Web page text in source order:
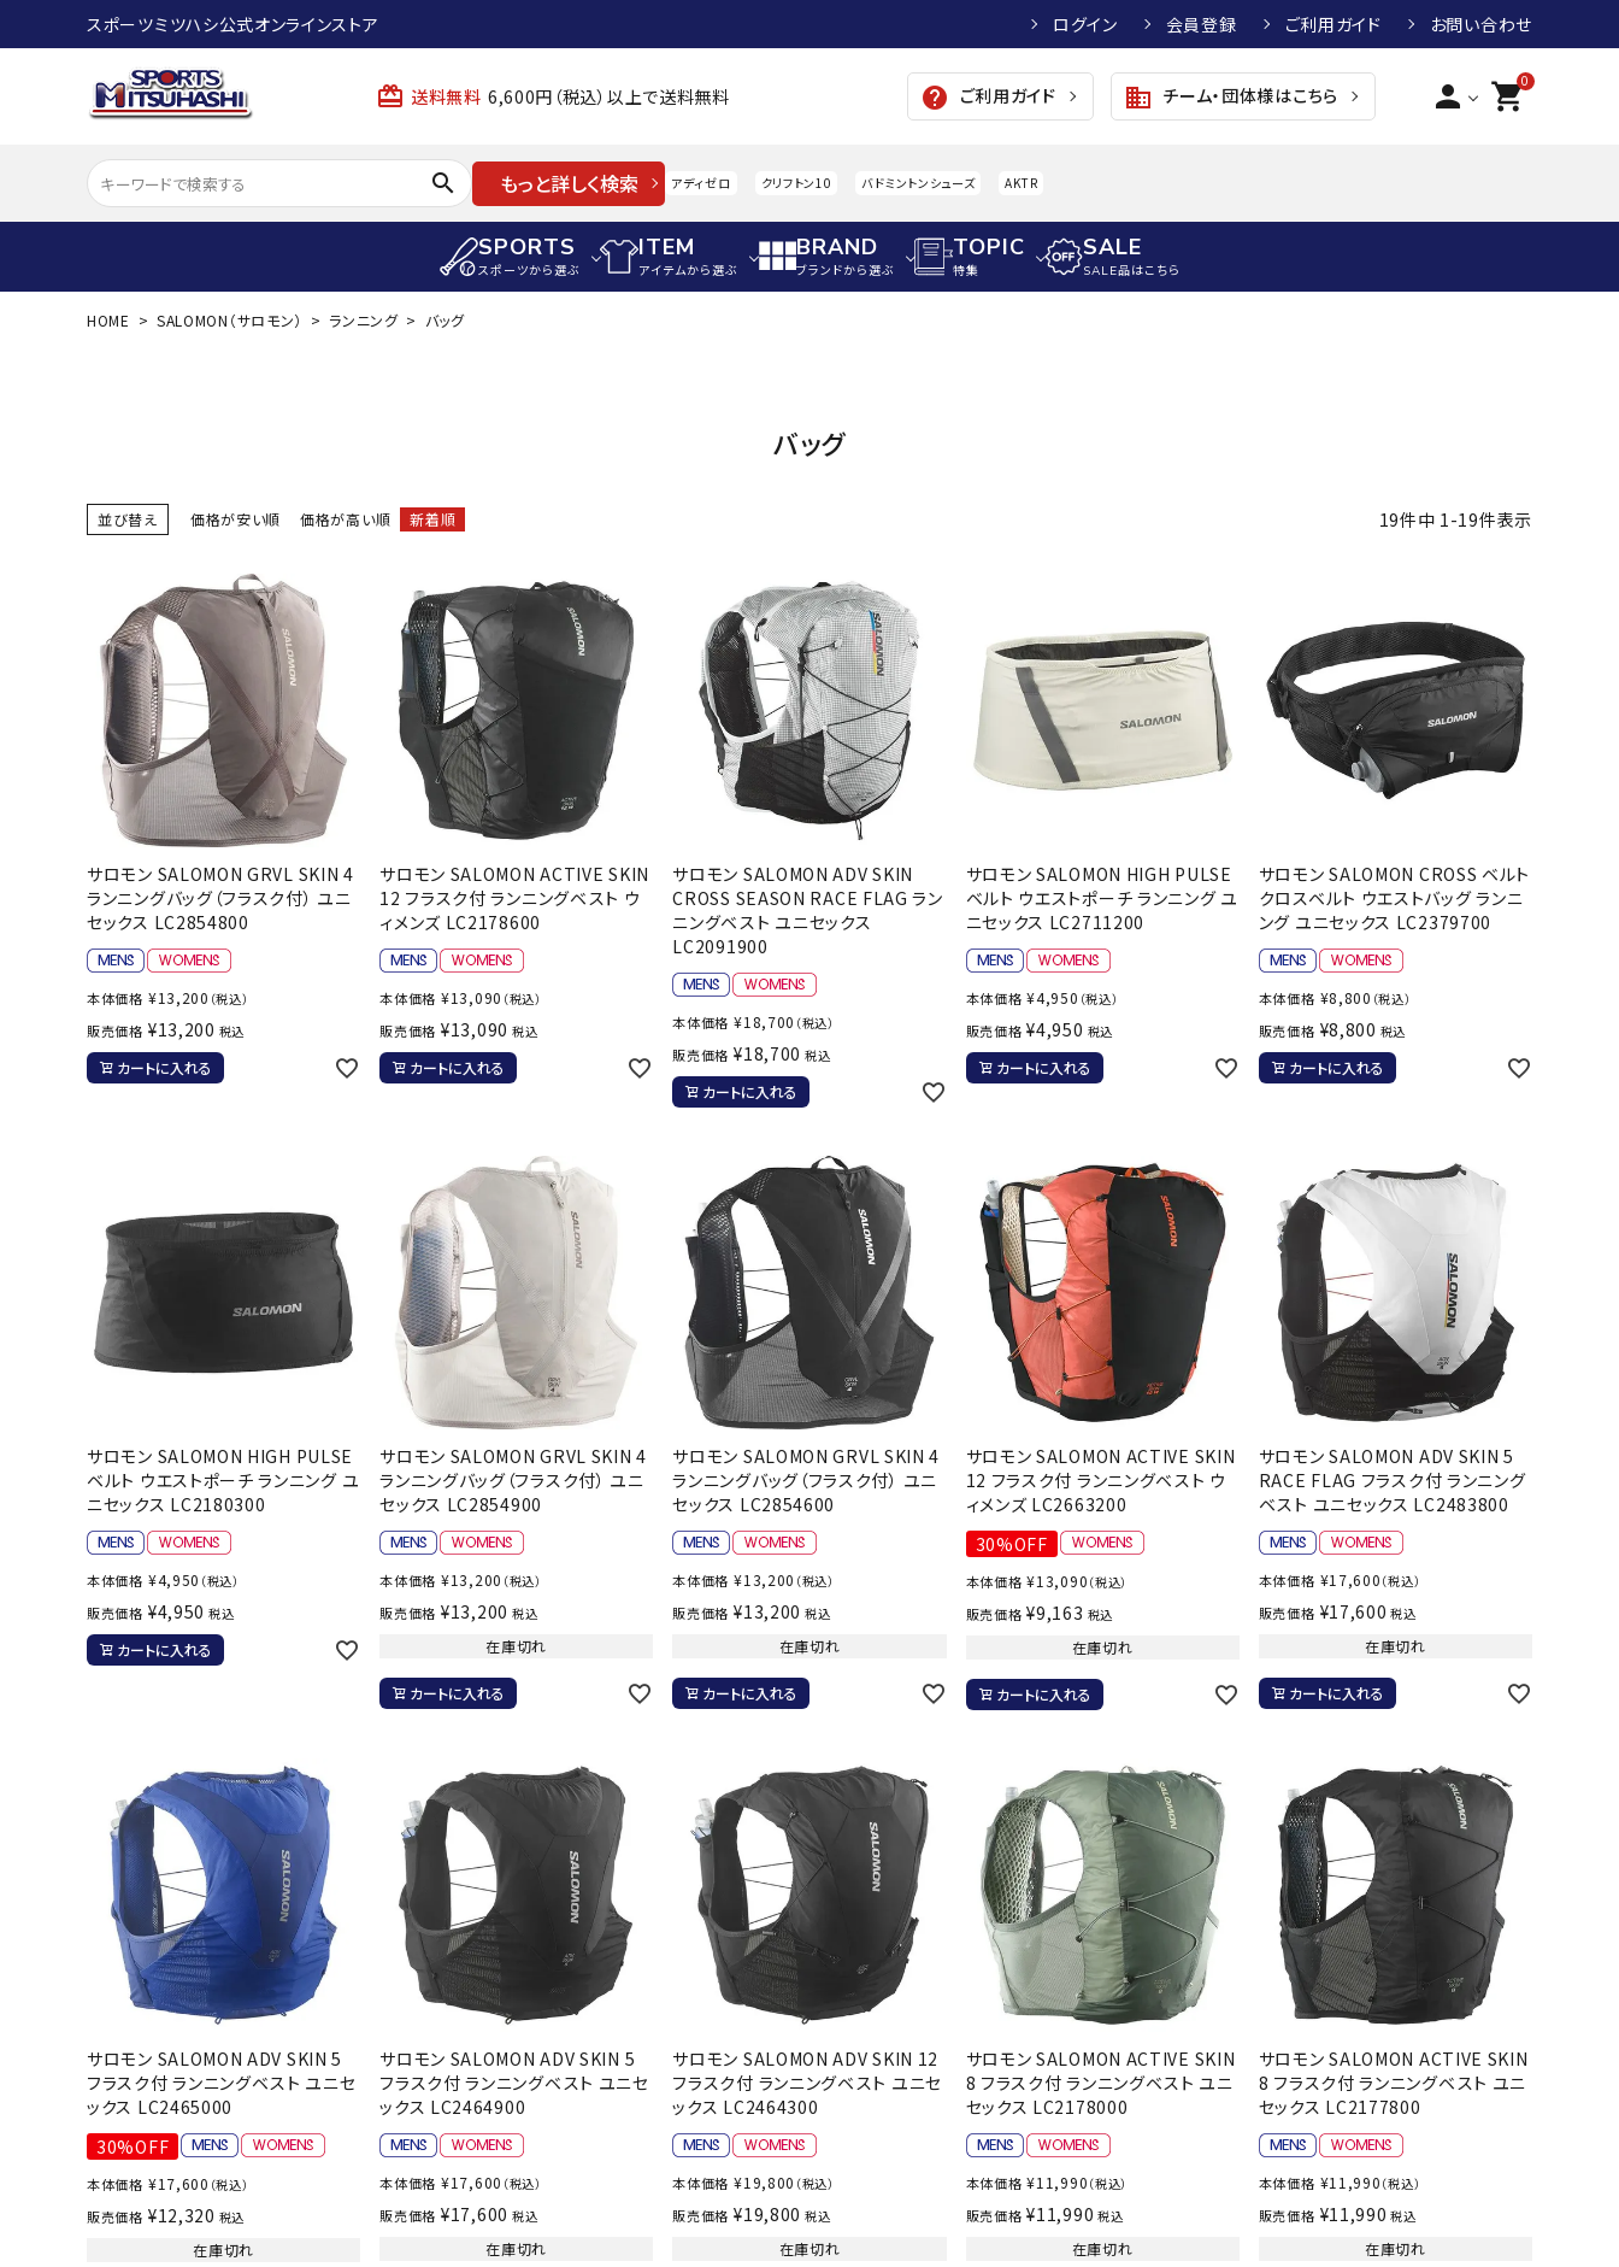
スポーツミツハシ公式オンラインストア ログイン 会員登録 ご利用ガイド お問い合わせ
card_giftcard 送料無料 6,600円（税込）以上で送料無料 help ご利用ガイド business チーム・団体様はこちら person 0
shopping_cart
search もっと詳しく検索 アディゼロ クリフトン10 バドミントンシューズ AKTR
SPORTS
スポーツから選ぶ
ェア
陸上競技用ウィメンズウェア
その他アクセサリー
ジュニアサッカースパイク
フットボールサンダル
サッカーウェア
ジュニアサッカーウェア
レプリカ商品
ジュニアレプリカ商品
サッカーボール
フットサルボール
サッカーバッグ
ソフトボール用バット
野球スパイク・シューズ
少年野球スパイク・シューズ
野球ウェア
ジュニア野球ウェア
インナーグローブ（守備用手袋）
その他手袋
バッグ・ケース
メンテナンス用品
ソックス・ストッキング
その他アクセサリー
ストリングス・ガット（テニス）
テニスシューズ
テニスバッグ
テニスウェア
キャップ・バイザー
ソックス
バドミントンラケット
ストリングス・ガット
バドミントンシューズ
バドミントンウェア
シャトル
グリップテープ
バッグ
ソックス
その他アクセサリー
卓球ラケット
ラバー
卓球シューズ
卓球ウェア
ボール（卓球）
その他アクセサリー
卓球台
バスケットボールシューズ
バスケットボールウェア
レプリカウェア・グッズ
ボール（バスケットボール）
ボール用品（バスケットボール）
ソックス
その他アクセサリー
バレーボールシューズ
バレーボールウェア
バレーボール用サポーター
ボール（バレーボール）
ボール用品（バレーボール）
ソックス
その他アクセサリー
ハンドボール
ハンドボールシューズ
ハンドボールウェア
ボール（ハンドボール）
その他アクセサリー
ラグビー
ラグビースパイク・シューズ
ラグビーウェア
ヘッドギア（ラグビー）
ソックス
その他アクセサリー
スイム・競泳
競泳水着・練習水着
フィットネス水着
スクール水着
スイムキャップ
ゴーグル
マリンスポーツ
ランニング
メンズランニングシューズ
レディースランニングシューズ
ジュニアランニングシューズ
ランニングウェア
ランニングタイツ
ランニングキャップ
ランニングバッグ・ポーチ
その他アクセサリー
ウォーキング
メンズウォーキングシューズ
ウィメンズウォーキングシューズ
フィットネス・ヨガ
ヨガウェア
ヨガマット
ダンス・フィットネスウェア
ダンス・フィットネスシューズ
インナーウェア
その他アクセサリー
トレーニング用品
トレーニング用品
健康グッズ
アウトドア
メンズアウトドアウェア
ウィメンズアウトドアウェア
アウトドアシューズ
トレッキングシューズ
帽子
ソックス
バッグ
その他アクセサリー
ITEM
アイテムから選ぶ
ヨガマット
シューズ
メンズランニング
ウイメンズランニング
ジュニアランニング
サッカースパイク
サッカー・フットサルトレーニン
グシューズ
ジュニアサッカー・フットサルト
レーニングシューズ
野球スパイク・シューズ
少年野球スパイク・シューズ
バスケットボールシューズ
バレーボールシューズ
バドミントンシューズ
フィットネスシューズ
陸上スパイク・シューズ
ハンドボールシューズ
ウォーキング・トレッキングシュ
ーズ
アウトドアシューズ
トレーニング・ジム・カジュアル
スイム・競泳
サンダル
バッグ
バックパック
トートバッグ
ショルダーバッグ
ボディー・ウエストバッグ
テニスバッグ
その他バッグ
ソックス
ランニング・陸上ソックス
テニス・バドミントンソックス
野球ソックス
トレッキングソックス
ラグビーソックス
トレーニング・ジム・カジュアル
帽子
キャップ
ハット
サンバイザー
ニット帽・ビーニー
BRAND
ブランドから選ぶ
CEP Chacott Champion Columbia CONVERSE DA MISS
DESCENTE FINTA Foxfire G-FIT gol. GOSEN
HEAD
HELLY
HANSEN
HOKA hummel JFIT
LUXILON
LUZeSOMBR
A
manduka Marble
MIKANO MIKASA
ミツハシオリジ
ナル
molten MTG
NEUTRALWO
RKS
New Balance NIKE Nittaku Ocean Pacific
Rawlings Real Stone ReefTourer RUSTY ryka SALOMON
SAYSKY SPAZIO SSK
suria SVOLME SWANS
Tasmania
Tecnifibre
TOPIC
特集
SALE
SALE品はこちら
ACCOUNT MENU
アイテムから選ぶ
ブランドから選ぶ
SALE品はこちら
INFORMATIOM
ご利用ガイド
お問い合わせ
メルマガ登録
特定商取引法
プライバシーポリシー
HOME SALOMON（サロモン） ランニング バッグ
バッグ
並び替え 価格が安い順 価格が高い順 新着順 19件中 1 -19件表示
サロモン SALOMON GRVL SKIN 4
ランニングバッグ（フラスク付） ユニ
セックス LC2854800
本体価格 ¥13,200 （税込）
販売価格 ¥13,200 税込
カートに入れる
サロモン SALOMON ACTIVE SKIN
12 フラスク付 ランニングベスト ウ
ィメンズ LC2178600
本体価格 ¥13,090 （税込）
販売価格 ¥13,090 税込
カートに入れる
サロモン SALOMON ADV SKIN
CROSS SEASON RACE FLAG ラン
ニングベスト ユニセックス
LC2091900
本体価格 ¥18,700 （税込）
販売価格 ¥18,700 税込
カートに入れる
サロモン SALOMON HIGH PULSE
ベルト ウエストポーチ ランニング ユ
ニセックス LC2711200
本体価格 ¥4,950 （税込）
販売価格 ¥4,950 税込
カートに入れる
サロモン SALOMON CROSS ベルト
クロスベルト ウエストバッグ ランニ
ング ユニセックス LC2379700
本体価格 ¥8,800 （税込）
販売価格 ¥8,800 税込
カートに入れる
サロモン SALOMON HIGH PULSE
ベルト ウエストポーチ ランニング ユ
ニセックス LC2180300
本体価格 ¥4,950 （税込）
販売価格 ¥4,950 税込
カートに入れる
サロモン SALOMON GRVL SKIN 4
ランニングバッグ（フラスク付） ユニ
セックス LC2854900
本体価格 ¥13,200 （税込）
販売価格 ¥13,200 税込
在庫切れ
カートに入れる
サロモン SALOMON GRVL SKIN 4
ランニングバッグ（フラスク付） ユニ
セックス LC2854600
本体価格 ¥13,200 （税込）
販売価格 ¥13,200 税込
在庫切れ
カートに入れる
サロモン SALOMON ACTIVE SKIN
12 フラスク付 ランニングベスト ウ
ィメンズ LC2663200
30%OFF
本体価格 ¥13,090 （税込）
販売価格 ¥9,163 税込
在庫切れ
カートに入れる
サロモン SALOMON ADV SKIN 5
RACE FLAG フラスク付 ランニング
ベスト ユニセックス LC2483800
本体価格 ¥17,600 （税込）
販売価格 ¥17,600 税込
在庫切れ
カートに入れる
サロモン SALOMON ADV SKIN 5
フラスク付 ランニングベスト ユニセ
ックス LC2465000
30%OFF
本体価格 ¥17,600 （税込）
販売価格 ¥12,320 税込
在庫切れ
サロモン SALOMON ADV SKIN 5
フラスク付 ランニングベスト ユニセ
ックス LC2464900
本体価格 ¥17,600 （税込）
販売価格 ¥17,600 税込
在庫切れ
サロモン SALOMON ADV SKIN 12
フラスク付 ランニングベスト ユニセ
ックス LC2464300
本体価格 ¥19,800 （税込）
販売価格 ¥19,800 税込
在庫切れ
サロモン SALOMON ACTIVE SKIN
8 フラスク付 ランニングベスト ユニ
セックス LC2178000
本体価格 ¥11,990 （税込）
販売価格 ¥11,990 税込
在庫切れ
サロモン SALOMON ACTIVE SKIN
8 フラスク付 ランニングベスト ユニ
セックス LC2177800
本体価格 ¥11,990 （税込）
販売価格 ¥11,990 税込
在庫切れ